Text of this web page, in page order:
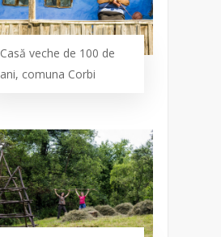
Casă veche de 100 de
ani, comuna Corbi